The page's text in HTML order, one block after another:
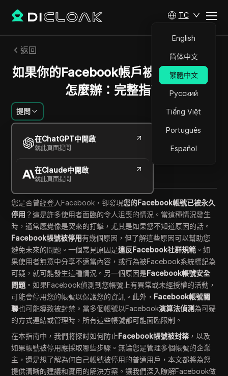
TC
English
简体中文
繁體中文
Русский
Tiếng Việt
Português
Español
返回
如果你的Facebook帳戶被永久停用該
怎麼辦：完整指南
提問
在ChatGPT中開啟
就此頁面提問
在Claude中開啟
就此頁面提問
艾蜜莉·格雷絲
2025年9月 12 分鐘 閱讀
Copy Link
您是否曾經登入Facebook，卻發現您的Facebook帳號已被永久
停用 ？這是許多使用者面臨的令人沮喪的情況。當這種情況發生
時，通常感覺像是突來的打擊，尤其是如果您不知道原因的話。
Facebook帳號被停用有幾個原因，但了解這些原因可以幫助您
避免未來的問題。一個常見原因是違反Facebook社群規範 。如
果使用者無意中分享不適當內容，或行為被Facebook系統標記為
可疑，就可能發生這種情況。另一個原因是Facebook帳號安全
問題 。如果Facebook偵測到您帳號上有異常或未經授權的活動，
可能會停用您的帳號以保護您的資訊。此外， Facebook帳號關
聯也可能導致被封禁。當多個帳號以Facebook演算法偵測為可疑
的方式連結或管理時，所有這些帳號都可能面臨限制。
在本指南中，我們將探討如何防止Facebook帳號被封禁 ，以及
如果帳號被停用應採取哪些步驟。無論您是管理多個帳號的企業
主，還是想了解為何自己帳號被停用的普通用戶，本文都將為您
提供清晰的建議和實用的解決方案。讓我們深入瞭解Facebook做